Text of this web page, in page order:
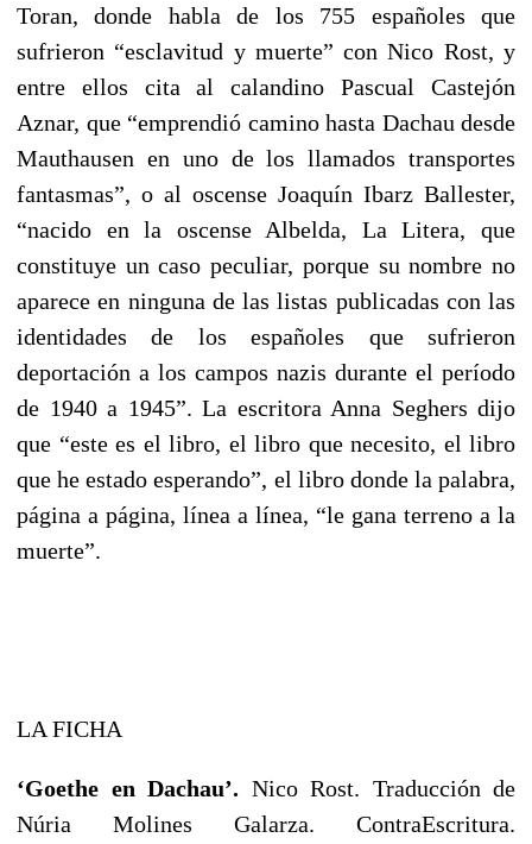
Toran, donde habla de los 755 españoles que
sufrieron “esclavitud y muerte” con Nico Rost, y
entre ellos cita al calandino Pascual Castejón
Aznar, que “emprendió camino hasta Dachau desde
Mauthausen en uno de los llamados transportes
fantasmas”, o al oscense Joaquín Ibarz Ballester,
“nacido en la oscense Albelda, La Litera, que
constituye un caso peculiar, porque su nombre no
aparece en ninguna de las listas publicadas con las
identidades de los españoles que sufrieron
deportación a los campos nazis durante el período
de 1940 a 1945”. La escritora Anna Seghers dijo
que “este es el libro, el libro que necesito, el libro
que he estado esperando”, el libro donde la palabra,
página a página, línea a línea, “le gana terreno a la
muerte”.
LA FICHA
‘Goethe en Dachau’. Nico Rost. Traducción de
Núria Molines Galarza. ContraEscritura.